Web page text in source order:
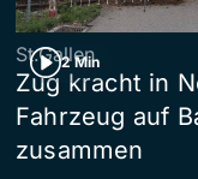
2 Min
St.Gallen
Zug kracht in
Fahrzeug auf
zusammen